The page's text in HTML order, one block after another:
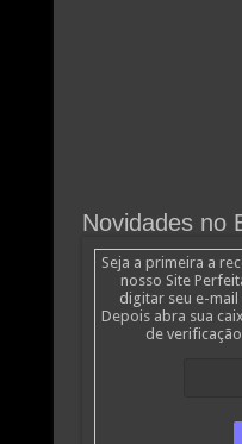
Novidades no
Seja a primeira a
nosso Site
digitar seu e-mail
Depois abra sua
de